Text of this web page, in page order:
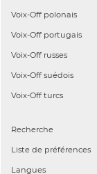
Voix-Off polonais
Voix-Off portugais
Voix-Off russes
Voix-Off suédois
Voix-Off turcs
Recherche
Liste de préférences
Langues